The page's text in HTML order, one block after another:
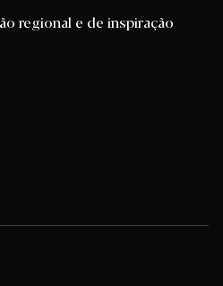
regional e de inspiração